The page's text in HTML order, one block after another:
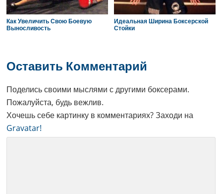
Как Увеличить Свою Боевую
Выносливость
Идеальная Ширина Боксерской
Стойки
Interactions
Оставить Комментарий
Поделись своими мыслями с другими боксерами.
Пожалуйста, будь вежлив.
Хочешь себе картинку в комментариях? Заходи на
Gravatar!